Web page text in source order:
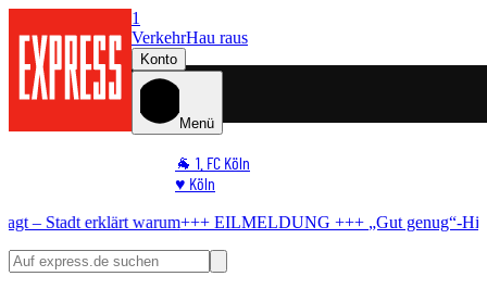
1
VerkehrHau raus
Konto
Menü
🐐 1. FC Köln
♥️ Köln
🏆 Sport
erklärt warum+++ EILMELDUNG +++„Gut genug“-Hit